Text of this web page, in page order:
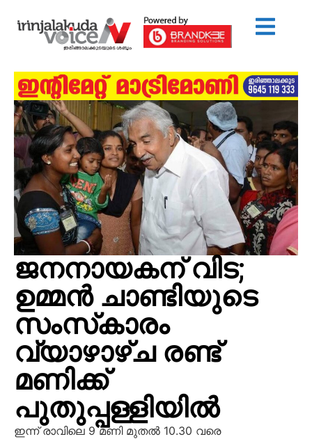
ജനനായകന് വിട;
ഉമ്മൻ ചാണ്ടിയുടെ
സംസ്‌കാരം
വ്യാഴാഴ്ച രണ്ട്
മണിക്ക്
പുതുപ്പള്ളിയിൽ
ഇന്ന് രാവിലെ 9 മണി മുതൽ 10.30 വരെ